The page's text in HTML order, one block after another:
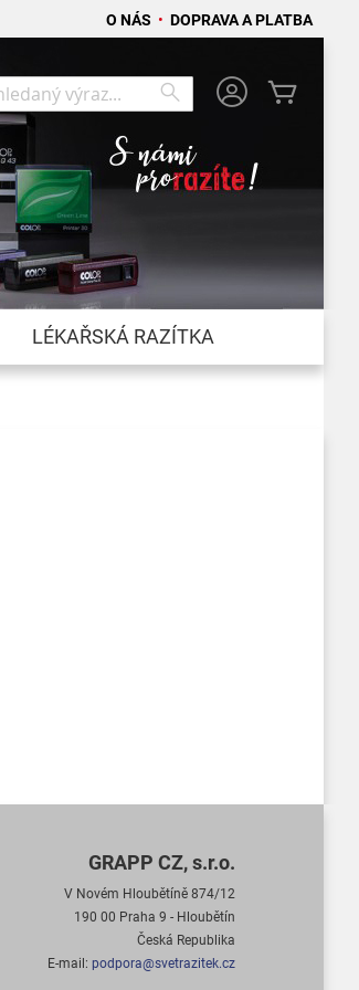
O NÁS • DOPRAVA A PLATBA
Search
LÉKAŘSKÁ RAZÍTKA
GRAPP CZ, s.r.o.
V Novém Hloubětíně 874/12
190 00 Praha 9 - Hloubětín
Česká Republika
E-mail: podpora@svetrazitek.cz